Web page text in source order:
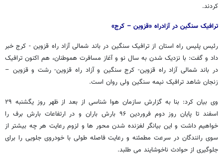
کردند.
ترافیک سنگین در آزادراه «قزوین – کرج»
رئیس پلیس راه استان از ترافیک سنگین در باند شمالی آزاد راه قزوین - کرج خبر
داد و گفت: با نزدیک شدن به سال نو و آغاز مسافرت هموطنان، هم اکنون ترافیک
در باند شمالی آزاد راه قزوین- کرج سنگین و آزاد راه قزوین- رشت و قزوین –
زنجان شاهد ترافیک نیمه سنگین ولی روان است.
وی بیان کرد: بنا به گزارش سازمان هوا شناسی از بعد از ظهر روز یگشنبه ۲۹
اسفند تا پایان روز دوم فروردین ۹۶ بارش باران و در ارتفاعات بارش برف را
خواهیم داشت و این بیانگر لغزنده شدن محور ها و لزوم رعایت هر چه بیشتر از
سوی رانندگان در سرعت مطمئنه و رعایت فاصله طولی با خودروی جلویی را برای
جلوگیری از حوادث ناخوشایند می طلبد.